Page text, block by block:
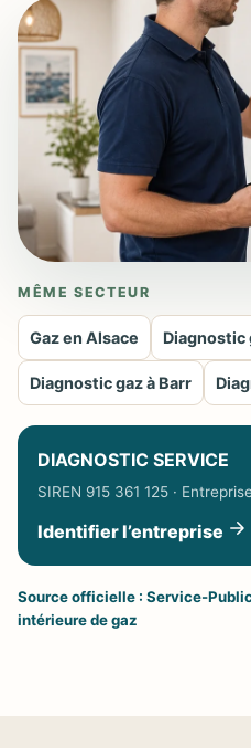
MÊME SECTEUR
Gaz en Alsace Diagnostic
Diagnostic gaz à Barr
DIAGNOSTIC SERVICE
SIREN 915 361 125 ·
Identifier l’entreprise
Source officielle : Service-
intérieure de gaz